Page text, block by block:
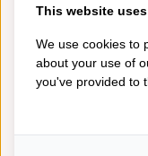
BADGOED
This website
We use cookies to
about your use of
you've provided to